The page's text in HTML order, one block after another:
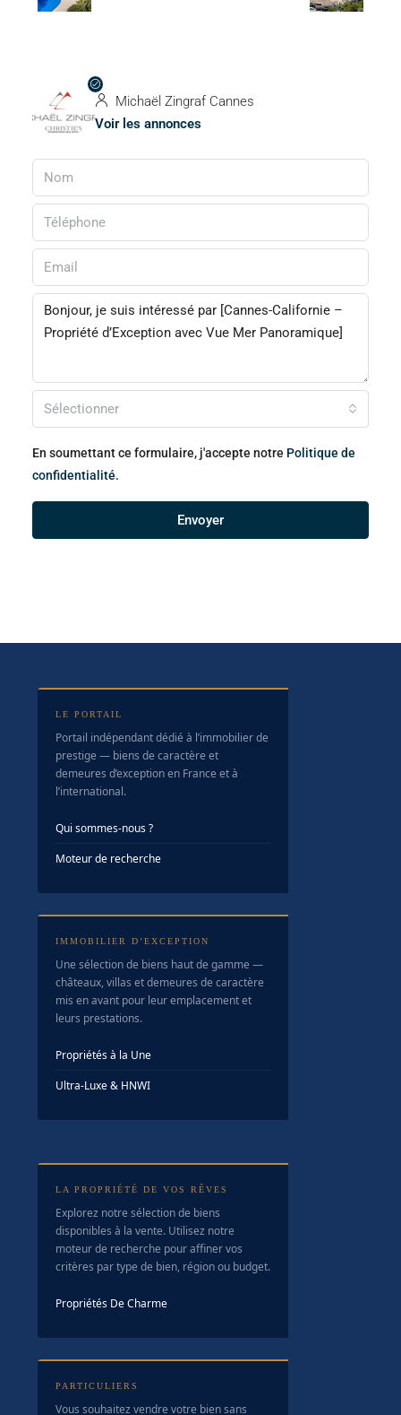
Michaël Zingraf Cannes
Voir les annonces
Sélectionner
En soumettant ce formulaire, j'accepte notre Politique de
confidentialité.
Envoyer
LE PORTAIL
Portail indépendant dédié à l’immobilier de
prestige — biens de caractère et
demeures d’exception en France et à
l’international.
Qui sommes-nous ?
Moteur de recherche
IMMOBILIER D’EXCEPTION
Une sélection de biens haut de gamme —
châteaux, villas et demeures de caractère
mis en avant pour leur emplacement et
leurs prestations.
Propriétés à la Une
Ultra-Luxe & HNWI
LA PROPRIÉTÉ DE VOS RÊVES
Explorez notre sélection de biens
disponibles à la vente. Utilisez notre
moteur de recherche pour affiner vos
critères par type de bien, région ou budget.
Propriétés De Charme
PARTICULIERS
Vous souhaitez vendre votre bien sans